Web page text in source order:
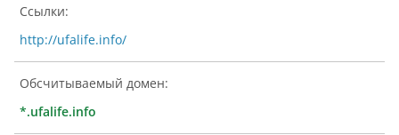
Ссылки:
http://ufalife.info/
Обсчитываемый домен:
*.ufalife.info